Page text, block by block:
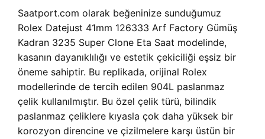
Saatport.com olarak beğeninize sunduğumuz
Rolex Datejust 41mm 126333 Arf Factory Gümüş
Kadran 3235 Super Clone Eta Saat modelinde,
kasanın dayanıklılığı ve estetik çekiciliği eşsiz bir
öneme sahiptir. Bu replikada, orijinal Rolex
modellerinde de tercih edilen 904L paslanmaz
çelik kullanılmıştır. Bu özel çelik türü, bilindik
paslanmaz çeliklere kıyasla çok daha yüksek bir
korozyon direncine ve çizilmelere karşı üstün bir